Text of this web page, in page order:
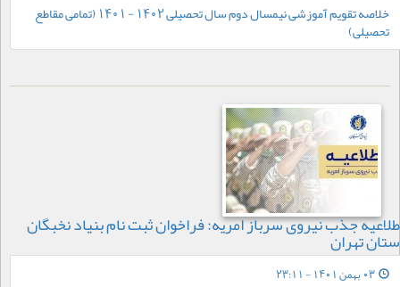
خلاصه تقویم آموزشی نیمسال دوم سال تحصیلی 1402 - 1401 (تمامی مقاطع
تحصیلی)
جذب نیروی سرباز امریه: فراخوان ثبت نام بنیاد نخبگان
تهران